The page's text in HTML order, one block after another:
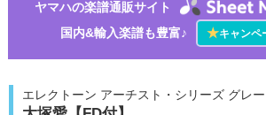
ヤマハの楽譜通販サイト
国内&輸入楽譜も豊富♪
★キャンペ
エレクトーン アーチスト・シリーズ グレ